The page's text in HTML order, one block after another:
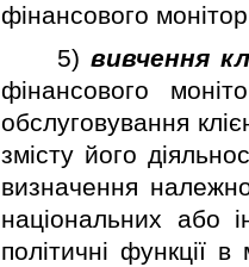
фiнансового
5) вивчення
фiнансового
обслуговування
змiсту його
визначення
нацiональних або
полiтичнi функцiї в